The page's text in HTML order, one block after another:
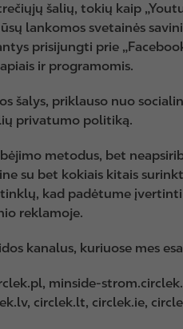
šalių, tokių kaip
lankomos svetainės
prisijungti prie
ir programomis.
šalys, priklauso nuo
privatumo politiką.
metodus, bet
su bet kokiais kitais
kad padėtume
reklamoje.
kanalus, kuriuose mes
minside-
circlek.lt, circlek.ie,